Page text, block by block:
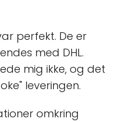
perfekt. De er
med DHL.
mig ikke, og det
leveringen.
omkring